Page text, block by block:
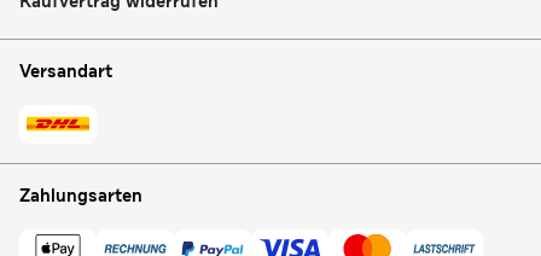
Versandart
Zahlungsarten